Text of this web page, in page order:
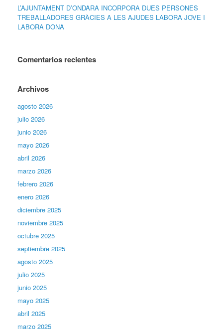
L’AJUNTAMENT D’ONDARA INCORPORA DUES PERSONES
TREBALLADORES GRÀCIES A LES AJUDES LABORA JOVE I
LABORA DONA
Comentarios recientes
Archivos
agosto 2026
julio 2026
junio 2026
mayo 2026
abril 2026
marzo 2026
febrero 2026
enero 2026
diciembre 2025
noviembre 2025
octubre 2025
septiembre 2025
agosto 2025
julio 2025
junio 2025
mayo 2025
abril 2025
marzo 2025